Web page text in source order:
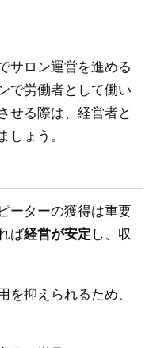
サロン運営を進める
で労働者として働い
せる際は、経営者と
しょう。
ーターの獲得は重要
ば経営が安定 し、収
を抑えられるため、